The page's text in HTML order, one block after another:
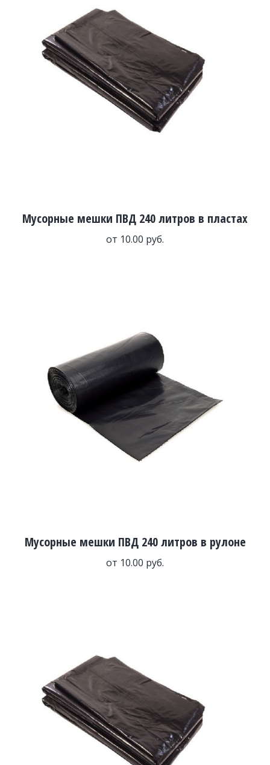
Мусорные мешки ПВД 240 литров в пластах
от 10.00 руб.
Мусорные мешки ПВД 240 литров в рулоне
от 10.00 руб.